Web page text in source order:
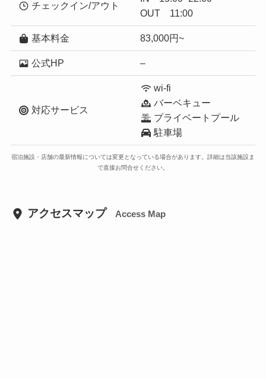
チェックイン/アウト
OUT 11:00
基本料金 83,000円~
公式HP –
対応サービス
wi-fi
バーベキュー
プライベートプール
駐車場
宿泊施設・店舗の最新情報については変更となっている場合があります。詳細は当該施設ま
で直接お問合せください。
アクセスマップ Access Map